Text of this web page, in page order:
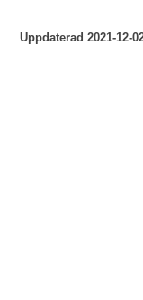
Uppdaterad2021-12-